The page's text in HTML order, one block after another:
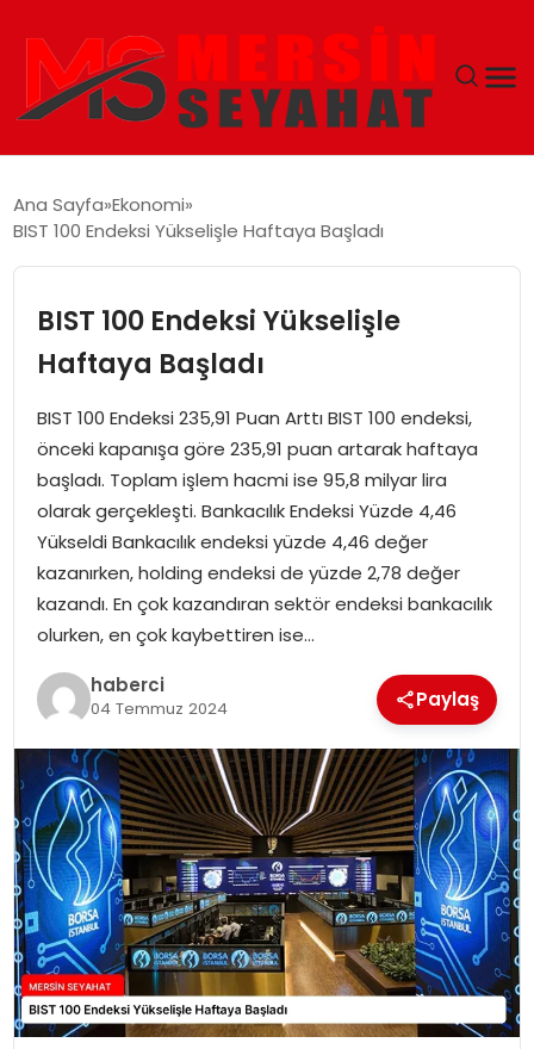
EĞITIM
TEKNOLOJI
GÜNCEL
Ana Sayfa Ekonomi
BIST 100 Endeksi Yükselişle Haftaya Başladı
BIST 100 Endeksi Yükselişle
Haftaya Başladı
BIST 100 Endeksi 235,91 Puan Arttı BIST 100 endeksi,
önceki kapanışa göre 235,91 puan artarak haftaya
başladı. Toplam işlem hacmi ise 95,8 milyar lira
olarak gerçekleşti. Bankacılık Endeksi Yüzde 4,46
Yükseldi Bankacılık endeksi yüzde 4,46 değer
kazanırken, holding endeksi de yüzde 2,78 değer
kazandı. En çok kazandıran sektör endeksi bankacılık
olurken, en çok kaybettiren ise…
haberci
04 Temmuz 2024 Paylaş